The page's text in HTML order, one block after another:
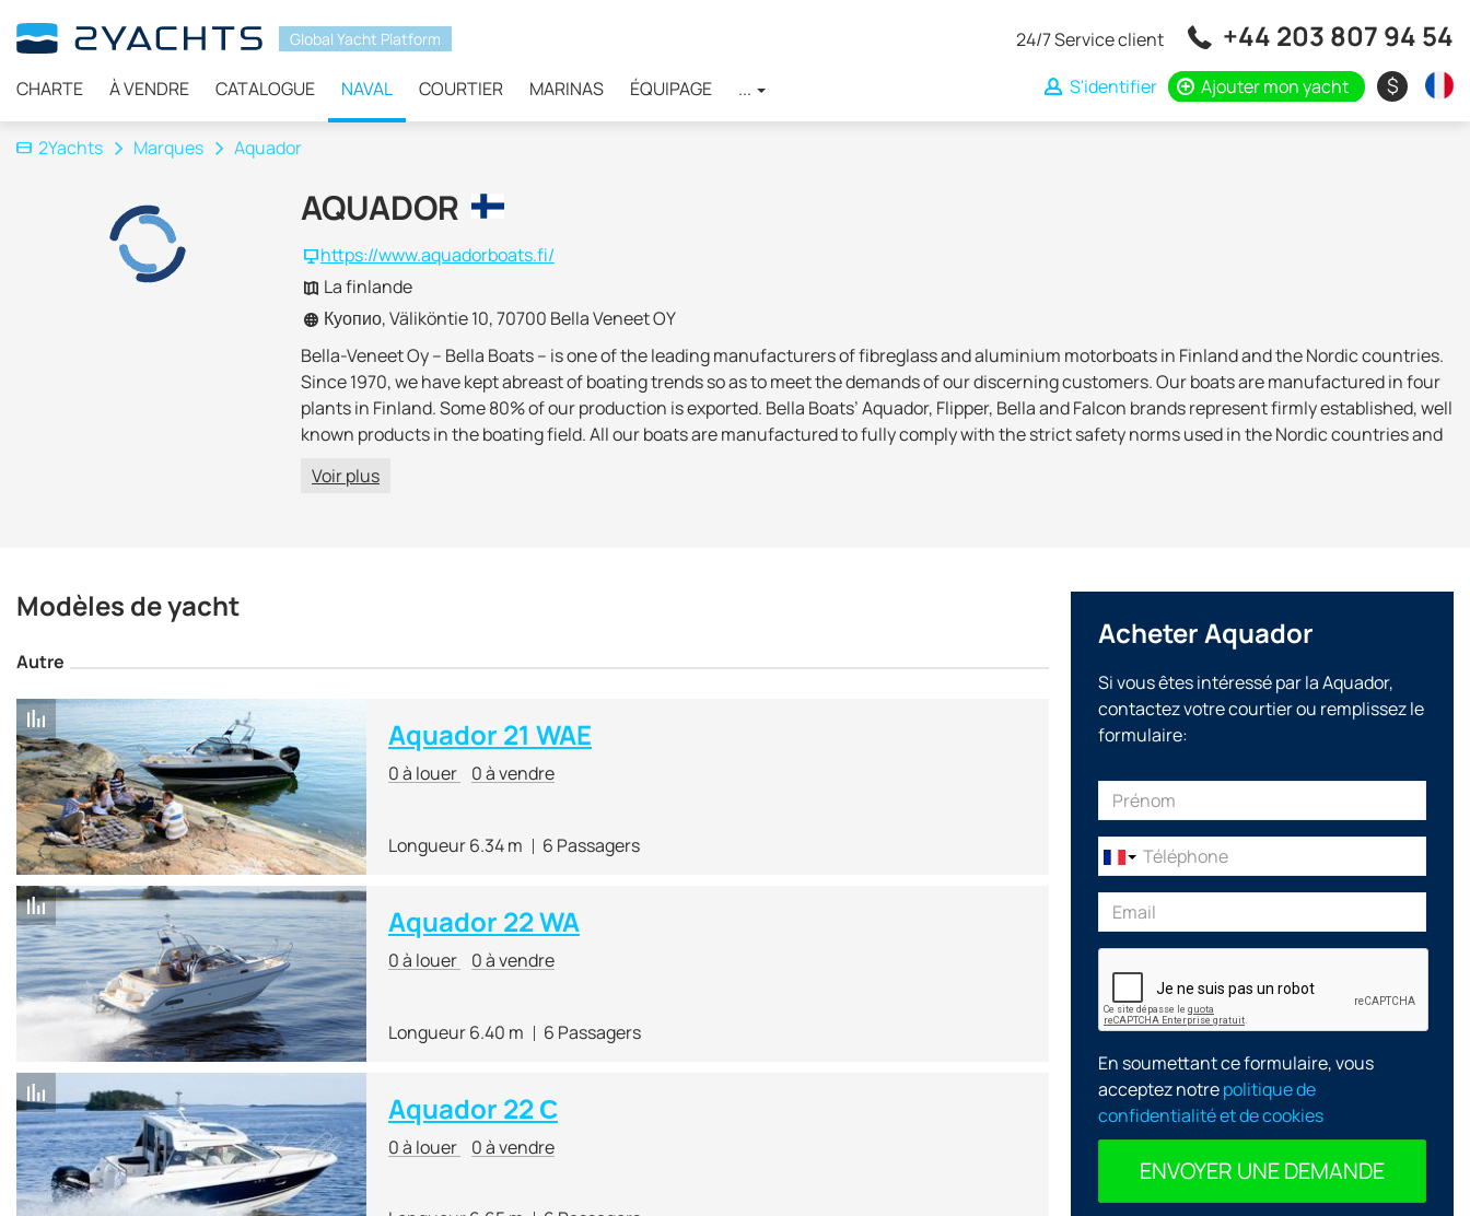
Global Yacht Platform
CHARTE À VENDRE CATALOGUE NAVAL COURTIER MARINAS ÉQUIPAGE ...
24/7 Service client +44 203 807 94 54
S'identifier Ajouter mon yacht $
2Yachts Marques Aquador
AQUADOR
https://www.aquadorboats.fi/
La finlande
Куопио, Väliköntie 10, 70700 Bella Veneet OY
Bella-Veneet Oy – Bella Boats – is one of the leading manufacturers of fibreglass and aluminium motorboats in Finland and the Nordic countries.
Since 1970, we have kept abreast of boating trends so as to meet the demands of our discerning customers. Our boats are manufactured in four
plants in Finland. Some 80% of our production is exported. Bella Boats’ Aquador, Flipper, Bella and Falcon brands represent firmly established, well
known products in the boating field. All our boats are manufactured to fully comply with the strict safety norms used in the Nordic countries and
Voir plus
Modèles de yacht
Autre
Aquador 21 WAE
0 à louer 0 à vendre
Longueur 6.34 m 6 Passagers
Aquador 22 WA
0 à louer 0 à vendre
Longueur 6.40 m 6 Passagers
Aquador 22 С
0 à louer 0 à vendre
Acheter Aquador
Si vous êtes intéressé par la Aquador,
contactez votre courtier ou remplissez le
formulaire:
En soumettant ce formulaire, vous
acceptez notrepolitique de
confidentialité et de cookies
ENVOYER UNE DEMANDE